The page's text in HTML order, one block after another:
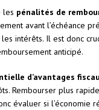
les pénalités de
avant l’échéance
intérêts. Il est donc
anticipé.
d’avantages
Rembourser plus
évaluer si l’économie